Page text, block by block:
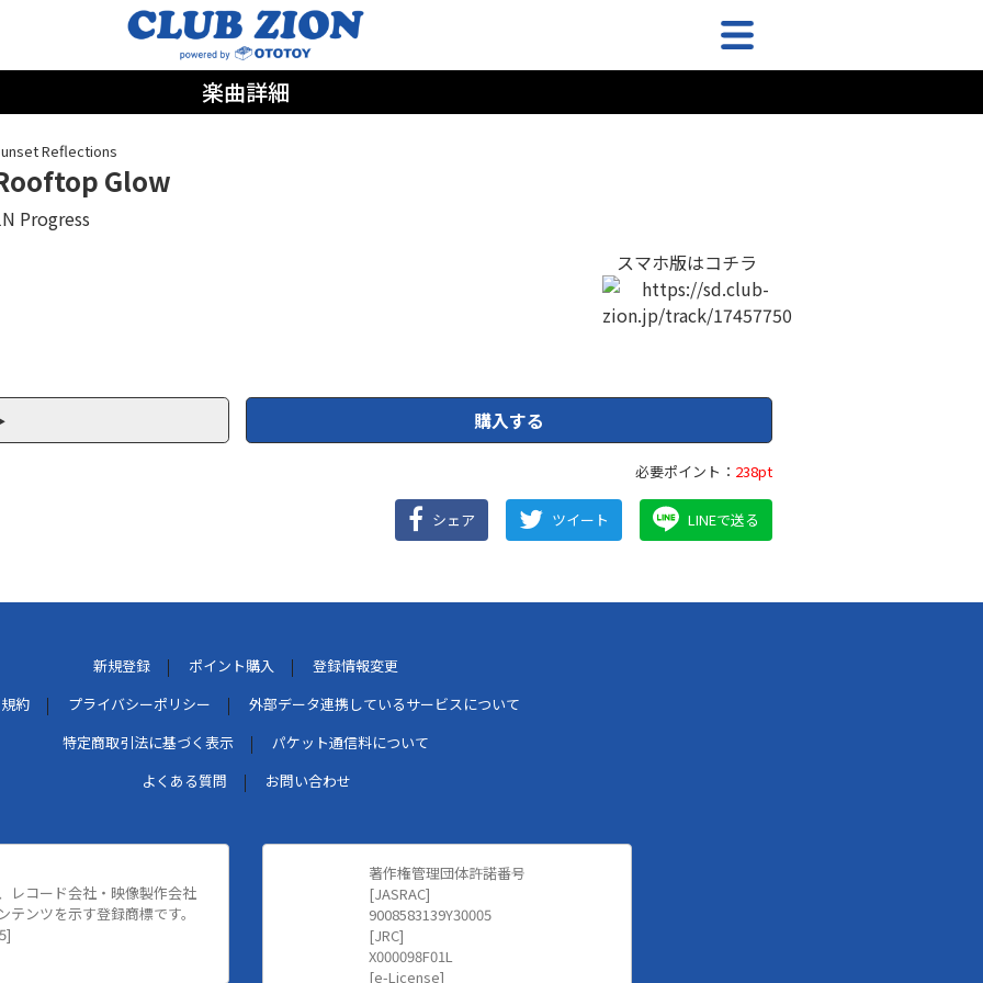
楽曲詳細
Reflections
Glow
Progress
スマホ版はコチラ
購入する
必要ポイント： 238pt
シェア ツイート LINEで送る
新規登録 ポイント購入
登録情報変更
約
プライバシーポリシー
外部データ連携しているサービスについて
特定商取引法に基づく表示
パケット通信料について
よくある質問
お問い合わせ
レコード会社・映像製作会社
テンツを示す登録商標です。
著作権管理団体許諾番号
[JASRAC]
9008583139Y30005
[JRC]
X000098F01L
[e-License]